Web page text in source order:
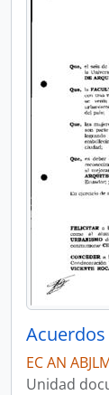
EC AN
Unidad